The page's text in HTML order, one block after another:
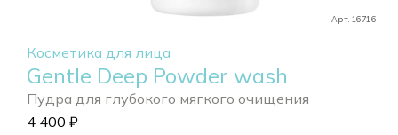
Арт. 16716
Косметика для лица
Gentle Deep Powder wash
Пудра для глубокого мягкого очищения
4 400 ₽